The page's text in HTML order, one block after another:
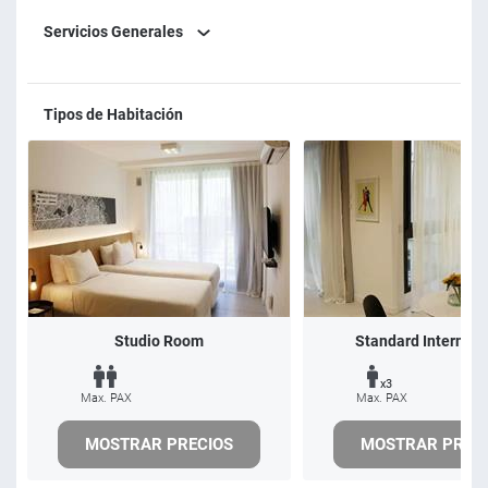
actividades turísticas, permitiéndote aprovechar al máximo
esperamos...
Servicios Generales
Tipos de Habitación
Studio Room
Max. PAX
MOSTRAR PRECIOS
Standard Internal
x3
Max. PAX
MOSTRAR